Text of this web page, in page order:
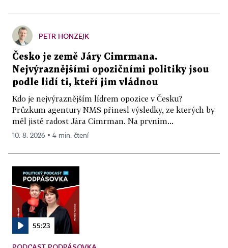
PETR HONZEJK
Česko je země Járy Cimrmana.
Nejvýraznějšími opozičními politiky jsou
podle lidí ti, kteří jim vládnou
Kdo je nejvýraznějším lídrem opozice v Česku?
Průzkum agentury NMS přinesl výsledky, ze kterých by
měl jistě radost Jára Cimrman. Na prvním...
10. 8. 2026 ▪ 4 min. čtení
55:23